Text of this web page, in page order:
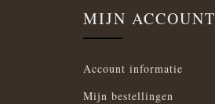
MIJN ACCOUNT
Account informatie
Mijn bestellingen